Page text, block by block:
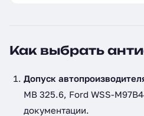
Как выбрать
Допуск
MB 325.6, Ford WSS-
документации.